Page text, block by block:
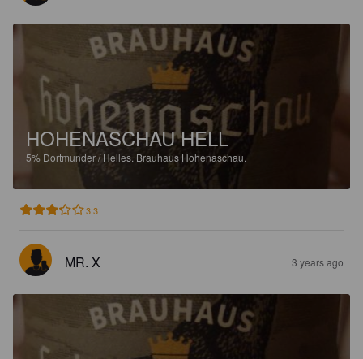
HOHENASCHAU HELL
5% Dortmunder / Helles. Brauhaus Hohenaschau.
3.3
MR. X 3 years ago